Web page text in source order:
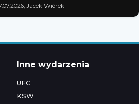
Jacek Wiórek
Inne wydarzenia
UFC
KSW